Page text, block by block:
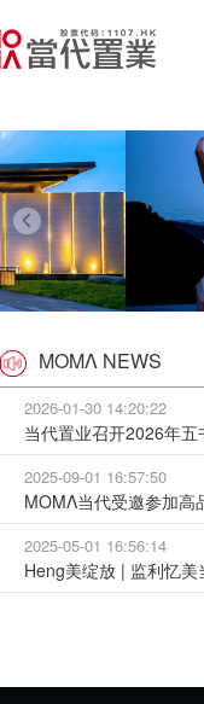
ΜΟΜΛ NEWS
2026-01-30 14:20:22
当代置业召开2026年
2025-09-01 16:57:50
2025-05-01 16:56:14
Heng美绽放 | 监利忆美